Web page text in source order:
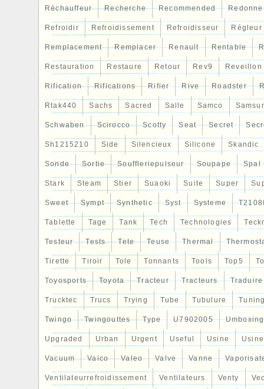
Réchauffeur Recherche Recommended Redonne
Refroidir Refroidissement Refroidisseur Régleur
Remplacement Remplacer Renault Rentable
Restauration Restaure Retour Rev9 Reveillon
Rification Rifications Rifier Rive Roadster
Rtak440 Sachs Sacred Salle Samco
Schwaben Scirocco Scotty Seat Secret
Sh1215210 Side Silencieux Silicone Skandic
Sonde Sortie Souffleriepulseur Soupape Spal
Stark Steam Stier Suaoki Suite Super
Sweet Sympt Synthetic Syst Systeme
Tablette Tage Tank Tech Technologies
Testeur Tests Tete Teuse Thermal
Tirette Tiroir Tole Tonnants Tools Top5
Toyosports Toyota Tracteur Tracteurs Traduire
Trucktec Trucs Trying Tube Tubulure
Twingo Twingouttes Type U7902005 Umboxing
Upgraded Urban Urgent Useful Usine
Vacuum Vaico Valeo Valve Vanne
Ventilateurrefroidissement Ventilateurs Venty